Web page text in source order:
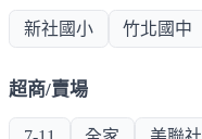
新社國小 竹北國中
超商/賣場